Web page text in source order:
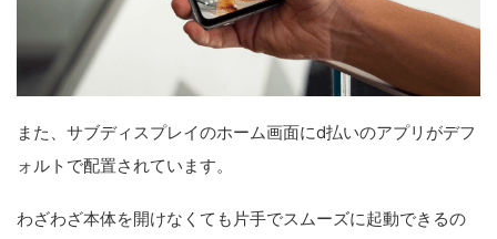
また、サブディスプレイのホーム画面にd払いのアプリがデフ
ォルトで配置されています。
わざわざ本体を開けなくても片手でスムーズに起動できるの